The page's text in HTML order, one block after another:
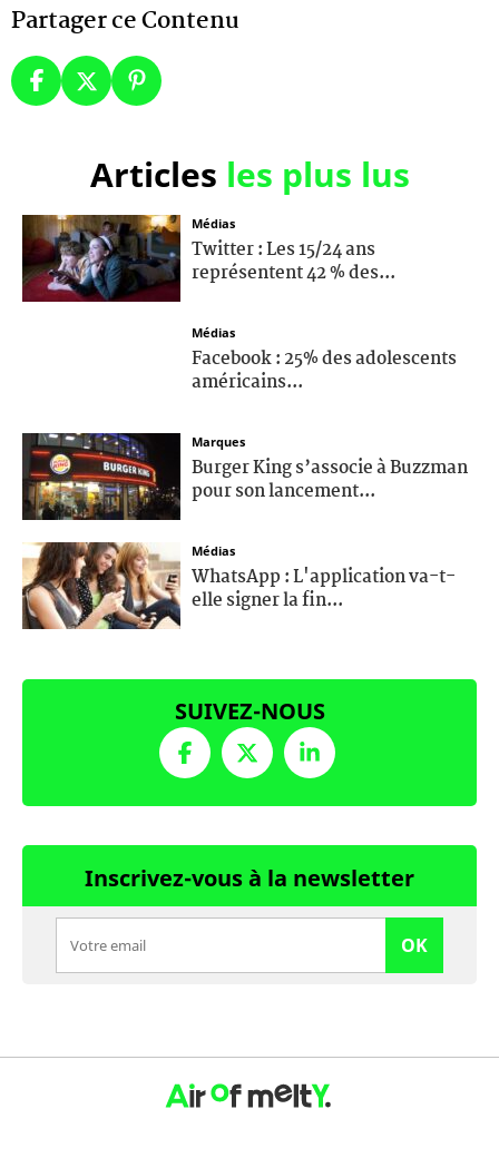
Partager ce Contenu
Articles les plus lus
Médias
Twitter : Les 15/24 ans
représentent 42 % des...
Médias
Facebook : 25% des adolescents
américains...
Marques
Burger King s’associe à Buzzman
pour son lancement...
Médias
WhatsApp : L'application va-t-
elle signer la fin...
SUIVEZ-NOUS
Inscrivez-vous à la newsletter
OK